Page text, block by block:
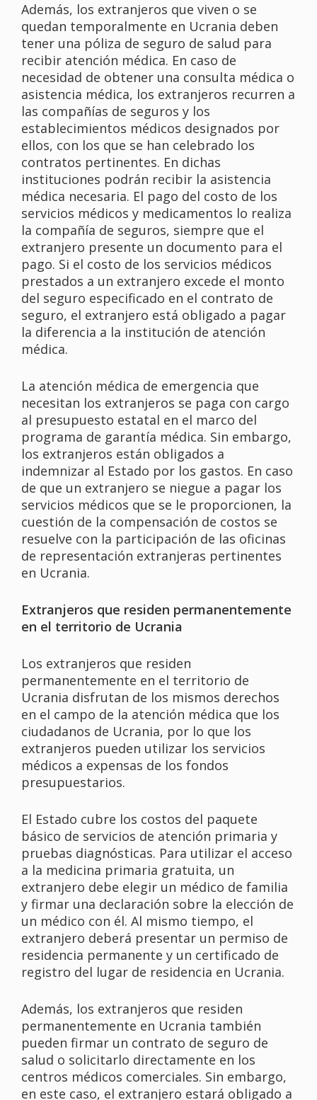
Además, los extranjeros que viven o se
quedan temporalmente en Ucrania deben
tener una póliza de seguro de salud para
recibir atención médica. En caso de
necesidad de obtener una consulta médica o
asistencia médica, los extranjeros recurren a
las compañías de seguros y los
establecimientos médicos designados por
ellos, con los que se han celebrado los
contratos pertinentes. En dichas
instituciones podrán recibir la asistencia
médica necesaria. El pago del costo de los
servicios médicos y medicamentos lo realiza
la compañía de seguros, siempre que el
extranjero presente un documento para el
pago. Si el costo de los servicios médicos
prestados a un extranjero excede el monto
del seguro especificado en el contrato de
seguro, el extranjero está obligado a pagar
la diferencia a la institución de atención
médica.
La atención médica de emergencia que
necesitan los extranjeros se paga con cargo
al presupuesto estatal en el marco del
programa de garantía médica. Sin embargo,
los extranjeros están obligados a
indemnizar al Estado por los gastos. En caso
de que un extranjero se niegue a pagar los
servicios médicos que se le proporcionen, la
cuestión de la compensación de costos se
resuelve con la participación de las oficinas
de representación extranjeras pertinentes
en Ucrania.
Extranjeros que residen permanentemente
en el territorio de Ucrania
Los extranjeros que residen
permanentemente en el territorio de
Ucrania disfrutan de los mismos derechos
en el campo de la atención médica que los
ciudadanos de Ucrania, por lo que los
extranjeros pueden utilizar los servicios
médicos a expensas de los fondos
presupuestarios.
El Estado cubre los costos del paquete
básico de servicios de atención primaria y
pruebas diagnósticas. Para utilizar el acceso
a la medicina primaria gratuita, un
extranjero debe elegir un médico de familia
y firmar una declaración sobre la elección de
un médico con él. Al mismo tiempo, el
extranjero deberá presentar un permiso de
residencia permanente y un certificado de
registro del lugar de residencia en Ucrania.
Además, los extranjeros que residen
permanentemente en Ucrania también
pueden firmar un contrato de seguro de
salud o solicitarlo directamente en los
centros médicos comerciales. Sin embargo,
en este caso, el extranjero estará obligado a